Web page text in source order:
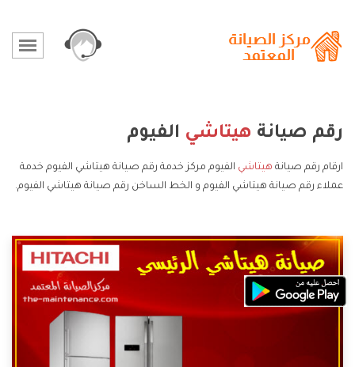
رقم صيانة هيتاشي الفيوم
ارقام رقم صيانة هيتاشي الفيوم مركز خدمة رقم صيانة هيتاشي الفيوم خدمة
عملاء رقم صيانة هيتاشي الفيوم و الخط الساخن رقم صيانة هيتاشي الفيوم.